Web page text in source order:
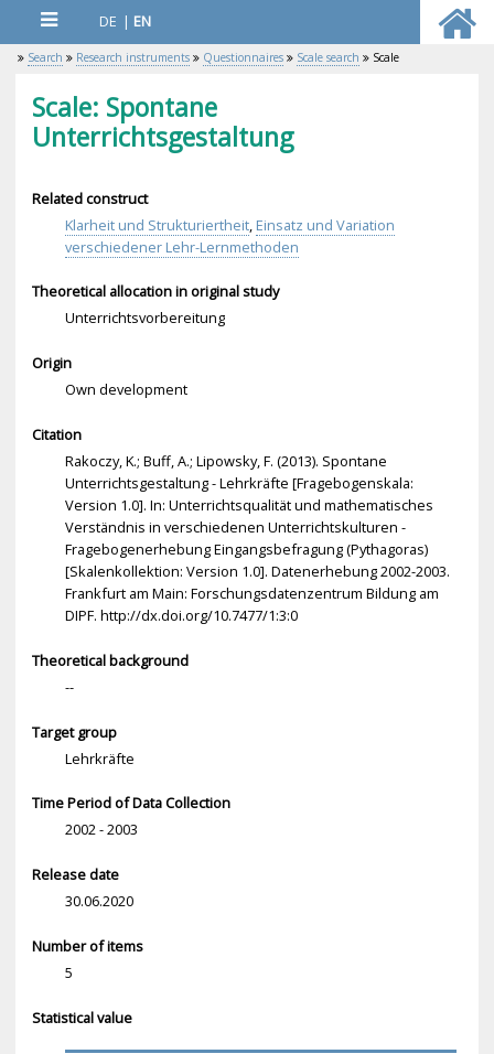
DE | EN
Search Research instruments Questionnaires Scale search Scale
Scale: Spontane
Unterrichtsgestaltung
Related construct
Klarheit und Strukturiertheit, Einsatz und Variation
verschiedener Lehr-Lernmethoden
Theoretical allocation in original study
Unterrichtsvorbereitung
Origin
Own development
Citation
Rakoczy, K.; Buff, A.; Lipowsky, F. (2013). Spontane
Unterrichtsgestaltung - Lehrkräfte [Fragebogenskala:
Version 1.0]. In: Unterrichtsqualität und mathematisches
Verständnis in verschiedenen Unterrichtskulturen -
Fragebogenerhebung Eingangsbefragung (Pythagoras)
[Skalenkollektion: Version 1.0]. Datenerhebung 2002-2003.
Frankfurt am Main: Forschungsdatenzentrum Bildung am
DIPF. http://dx.doi.org/10.7477/1:3:0
Theoretical background
--
Target group
Lehrkräfte
Time Period of Data Collection
2002 - 2003
Release date
30.06.2020
Number of items
5
Statistical value